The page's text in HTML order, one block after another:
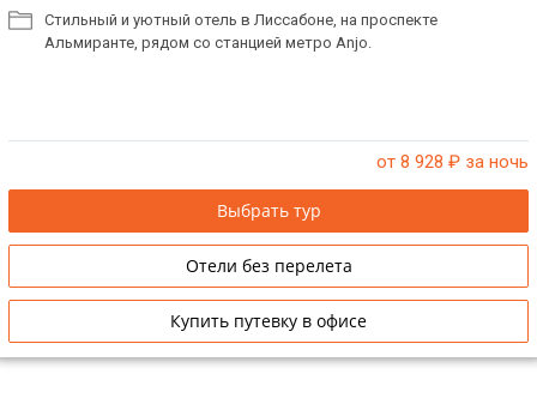
Стильный и уютный отель в Лиссабоне, на проспекте
Альмиранте, рядом со станцией метро Anjo.
от 8 928 ₽ за ночь
Выбрать тур
Отели без перелета
Купить путевку в офисе